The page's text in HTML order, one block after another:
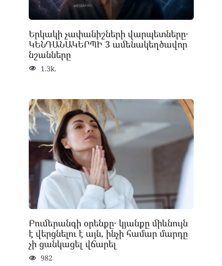
Երկակի չափանիշների վարպետները․
ԿԵՆԴԱՆԱԿԵՐՊԻ 3 ամենակեղծավոր
նշանները
1.3k.
Բումերանգի օրենքը․ կյանքը միևնույն
է վերցնելու է այն, ինչի համար մարդը
չի ցանկացել վճարել
982